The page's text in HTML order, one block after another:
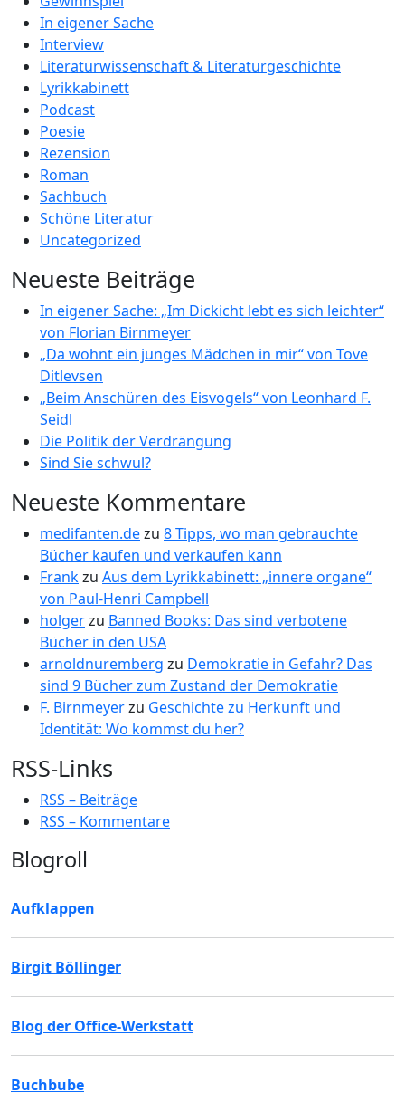
In eigener Sache
Interview
Literaturwissenschaft & Literaturgeschichte
Lyrikkabinett
Podcast
Poesie
Rezension
Roman
Sachbuch
Schöne Literatur
Uncategorized
Neueste Beiträge
In eigener Sache: „Im Dickicht lebt es sich leichter“
von Florian Birnmeyer
„Da wohnt ein junges Mädchen in mir“ von Tove
Ditlevsen
„Beim Anschüren des Eisvogels“ von Leonhard F.
Seidl
Die Politik der Verdrängung
Sind Sie schwul?
Neueste Kommentare
medifanten.dezu 8 Tipps, wo man gebrauchte
Bücher kaufen und verkaufen kann
Frankzu Aus dem Lyrikkabinett: „innere organe“
von Paul-Henri Campbell
holgerzu Banned Books: Das sind verbotene
Bücher in den USA
arnoldnuremberg zu Demokratie in Gefahr? Das
sind 9 Bücher zum Zustand der Demokratie
F. Birnmeyerzu Geschichte zu Herkunft und
Identität: Wo kommst du her?
RSS-Links
RSS – Beiträge
RSS – Kommentare
Blogroll
Aufklappen
Birgit Böllinger
Blog der Office-Werkstatt
Buchbube